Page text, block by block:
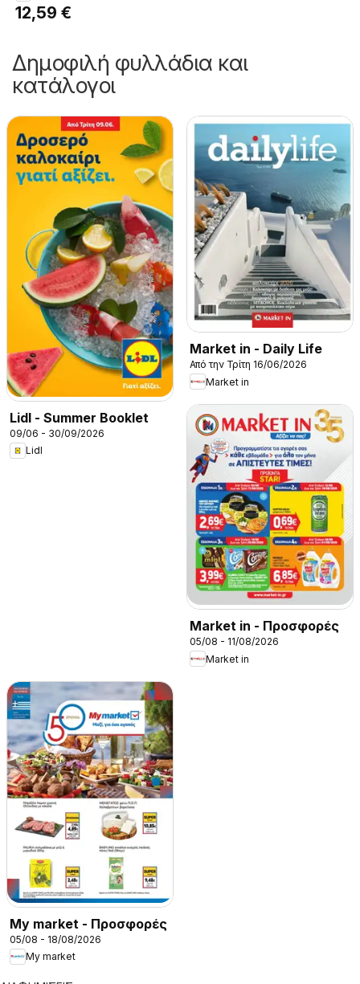
12,59 €
Δημοφιλή φυλλάδια και
κατάλογοι
Lidl - Summer Booklet
09/06 - 30/09/2026
Lidl
Market in - Daily Life
Από την Τρίτη 16/06/2026
Market in
Market in - Προσφορές
05/08 - 11/08/2026
Market in
My market - Προσφορές
05/08 - 18/08/2026
My market